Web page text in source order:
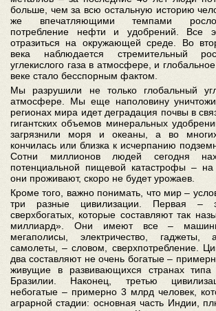
больше, чем за всю остальную историю
же впечатляющими темпами росло
потребление нефти и удобрений. Все
отразиться на окружающей среде. Во
века наблюдается стремительный
углекислого газа в атмосфере, и
веке стало бесспорным фактом.
Мы разрушили не только глобальный
атмосфере. Мы еще наполовину
регионах мира идет деградация почвы в
гигантских объемов минеральных
загрязнили моря и океаны, а во
кончилась или близка к исчерпанию
Сотни миллионов людей сегодня
потенциальной пищевой катастрофы – на
они проживают, скоро не будет урожаев.
Кроме того, важно понимать, что мир –
три разные цивилизации. Первая –
сверхбогатых, которые составляют так
миллиард». Они имеют все –
мегаполисы, электричество,
самолеты, – словом, сверхпотребление.
два составляют не очень богатые –
живущие в развивающихся странах
Бразилии. Наконец, третью
небогатые – примерно 3 млрд человек,
аграрной стадии: основная часть Индии,